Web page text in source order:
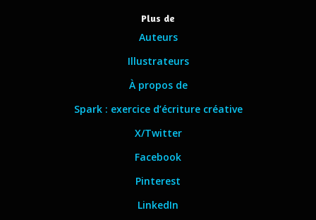
Plus de
Auteurs
Illustrateurs
À propos de
Spark : exercice d’écriture créative
X/Twitter
Facebook
Pinterest
LinkedIn